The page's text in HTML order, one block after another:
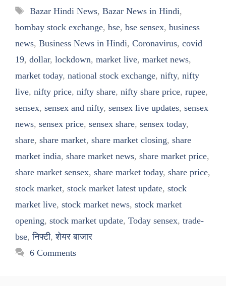
Tags
Bazar Hindi News, Bazar News in Hindi,
bombay stock exchange, bse, bse sensex, business
news, Business News in Hindi, Coronavirus, covid
19, dollar, lockdown, market live, market news,
market today, national stock exchange, nifty, nifty
live, nifty price, nifty share, nifty share price, rupee,
sensex, sensex and nifty, sensex live updates, sensex
news, sensex price, sensex share, sensex today,
share, share market, share market closing, share
market india, share market news, share market price,
share market sensex, share market today, share price,
stock market, stock market latest update, stock
market live, stock market news, stock market
opening, stock market update, Today sensex, trade-
bse,निफ्टी,शेयर बाजार
6 Comments